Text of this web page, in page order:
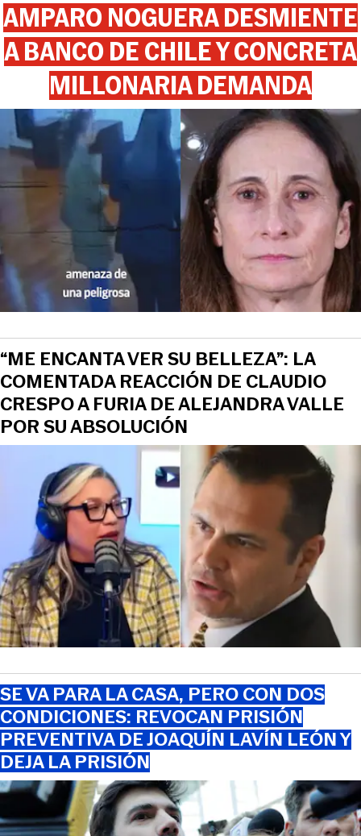
AMPARO NOGUERA DESMIENTE
A BANCO DE CHILE Y CONCRETA
MILLONARIA DEMANDA
“ME ENCANTA VER SU BELLEZA”: LA
COMENTADA REACCIÓN DE CLAUDIO
CRESPO A FURIA DE ALEJANDRA VALLE
POR SU ABSOLUCIÓN
SE VA PARA LA CASA, PERO CON DOS
CONDICIONES: REVOCAN PRISIÓN
PREVENTIVA DE JOAQUÍN LAVÍN LEÓN Y
DEJA LA PRISIÓN